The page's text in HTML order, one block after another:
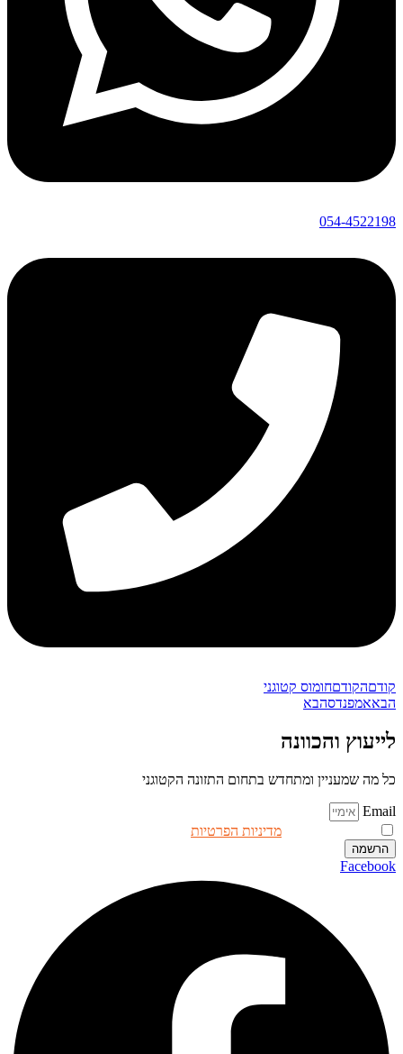
054-4522198
קודםהקודםחומוס קטוגני
הבאאמפנדסהבא
לייעוץ והכוונה
כל מה שמעניין ומתחדש בתחום התזונה הקטוגני
Email
מדיניות הפרטיות
הרשמה
Facebook